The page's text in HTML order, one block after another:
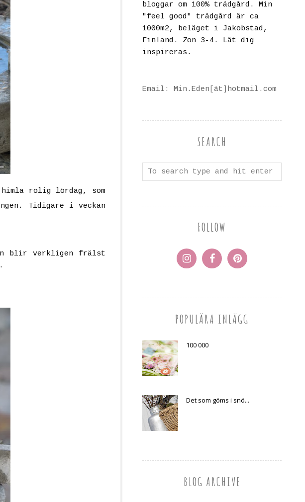
himla rolig lördag, som
Tidigare i veckan
blir verkligen frälst
bloggar om 100% trädgård. Min
"feel good" trädgård är ca
1000m2, beläget i Jakobstad,
Finland. Zon 3-4. Låt dig
inspireras.
Email: Min.Eden[ät]hotmail.com
SEARCH
FOLLOW
POPULÄRA INLÄGG
100 000
Det som göms i snö...
BLOG ARCHIVE